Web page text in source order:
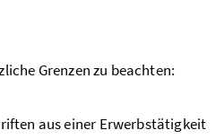
Grenzen zu beachten:
aus einer Erwerbstätigkeit